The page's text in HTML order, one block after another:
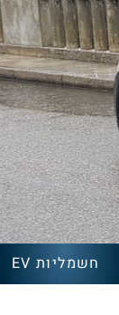
חשמליות EV